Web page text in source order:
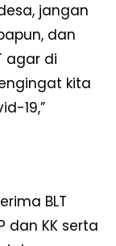
jangan
dan
agar di
kita
19,”
BLT
dan KK serta